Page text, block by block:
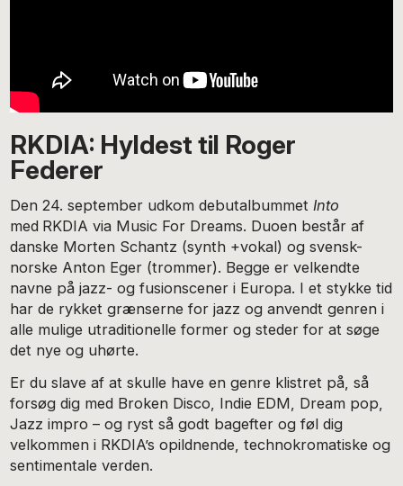
RKDIA: Hyldest til Roger
Federer
Den 24. september udkom debutalbummet Into
med RKDIA via Music For Dreams. Duoen består af
danske Morten Schantz (synth +vokal) og svensk-
norske Anton Eger (trommer). Begge er velkendte
navne på jazz- og fusionscener i Europa. I et stykke tid
har de rykket grænserne for jazz og anvendt genren i
alle mulige utraditionelle former og steder for at søge
det nye og uhørte.
Er du slave af at skulle have en genre klistret på, så
forsøg dig med Broken Disco, Indie EDM, Dream pop,
Jazz impro – og ryst så godt bagefter og føl dig
velkommen i RKDIA’s opildnende, technokromatiske og
sentimentale verden.